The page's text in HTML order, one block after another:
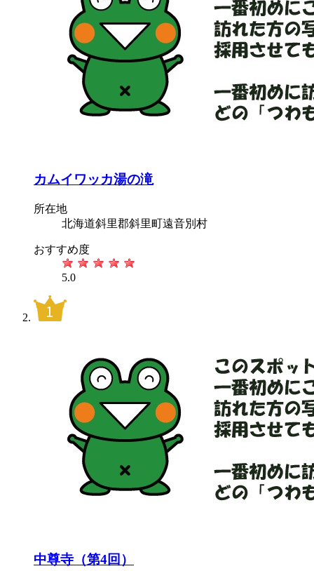
カムイワッカ湯の滝
所在地
北海道斜里郡斜里町遠音別村
おすすめ度
5.0
中尊寺（第4回）